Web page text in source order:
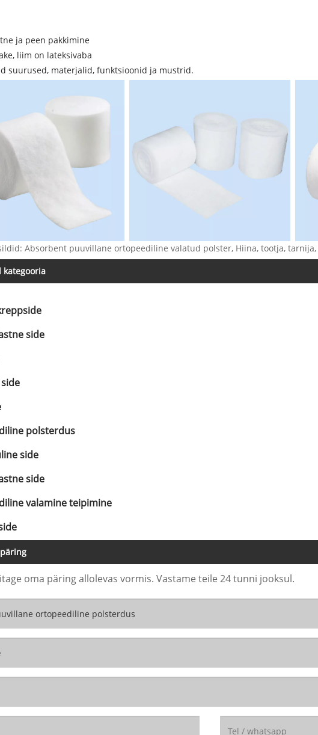
ja peen pakkimine
liim on lateksivaba
suurused, materjalid, funktsioonid ja mustrid.
Absorbent puuvillane ortopeediline valatud polster, Hiina, tootja,
kategooria
side
polsterdus
side
side
valamine teipimine
oma päring allolevas vormis. Vastame teile 24 tunni jooksul.